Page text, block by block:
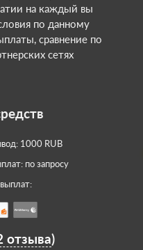
на каждый вы
по данному
сравнение по
сетях
1000 RUB
по запросу
отзыва)